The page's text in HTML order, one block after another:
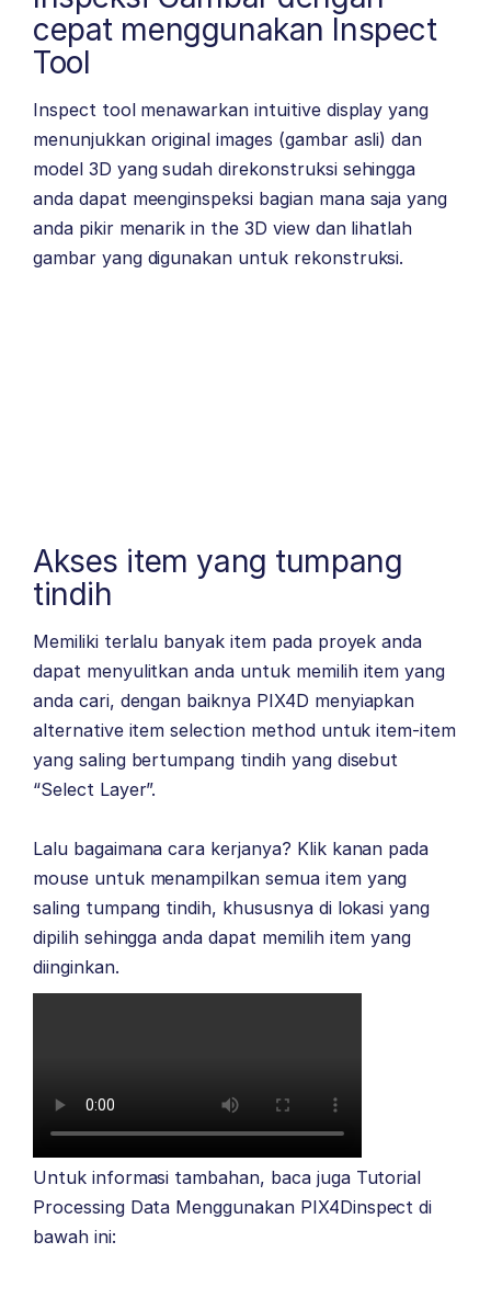
cepat menggunakan Inspect
Tool
Inspect tool menawarkan intuitive display yang
menunjukkan original images (gambar asli) dan
model 3D yang sudah direkonstruksi sehingga
anda dapat meenginspeksi bagian mana saja yang
anda pikir menarik in the 3D view dan lihatlah
gambar yang digunakan untuk rekonstruksi.
Akses item yang tumpang
tindih
Memiliki terlalu banyak item pada proyek anda
dapat menyulitkan anda untuk memilih item yang
anda cari, dengan baiknya PIX4D menyiapkan
alternative item selection method untuk item-item
yang saling bertumpang tindih yang disebut
“Select Layer”.
Lalu bagaimana cara kerjanya? Klik kanan pada
mouse untuk menampilkan semua item yang
saling tumpang tindih, khususnya di lokasi yang
dipilih sehingga anda dapat memilih item yang
diinginkan.
Untuk informasi tambahan, baca juga Tutorial
Processing Data Menggunakan PIX4Dinspect di
bawah ini: